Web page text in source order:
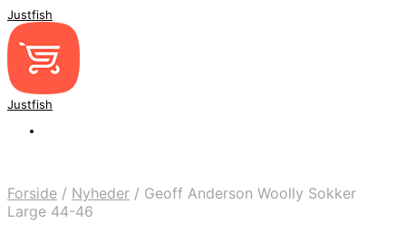
Justfish
Justfish
Forside / Nyheder / Geoff Anderson Woolly Sokker
Large 44-46